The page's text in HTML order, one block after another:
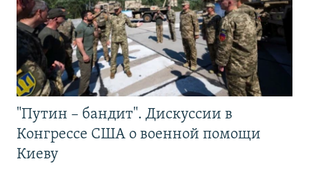
"Путин – бандит". Дискуссии в
Конгрессе США о военной помощи
Киеву